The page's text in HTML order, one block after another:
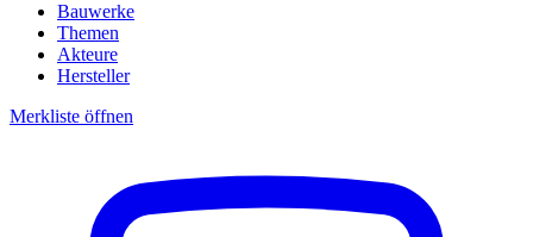
Bauwerke
Themen
Akteure
Hersteller
Merkliste öffnen